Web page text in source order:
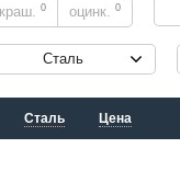
0 оцинк. 0
Сталь
Сталь Цена